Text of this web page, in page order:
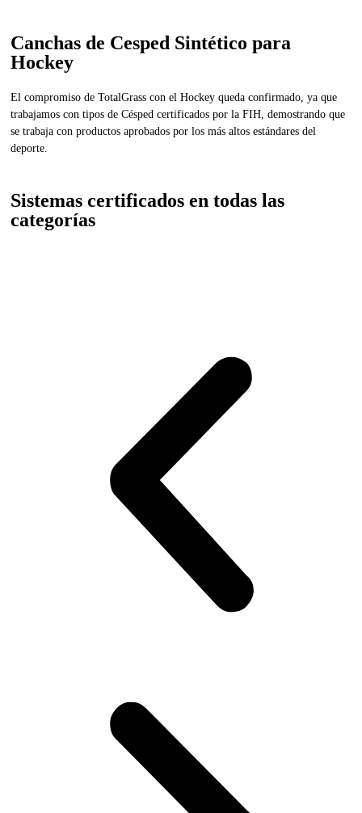
Canchas de Cesped Sintético para
Hockey
El compromiso de TotalGrass con el Hockey queda confirmado, ya que
trabajamos con tipos de Césped certificados por la FIH, demostrando que
se trabaja con productos aprobados por los más altos estándares del
deporte.
Sistemas certificados en todas las
categorías